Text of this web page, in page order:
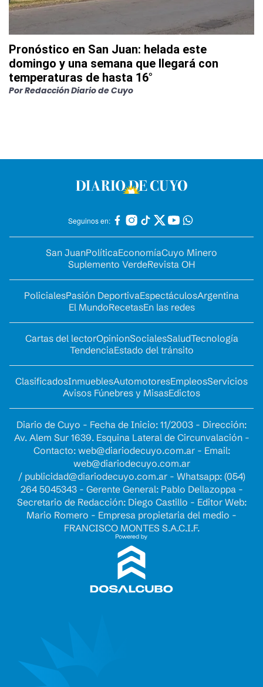
Pronóstico en San Juan: helada este
domingo y una semana que llegará con
temperaturas de hasta 16°
PorRedacción Diario de Cuyo
Seguinos en:
San JuanPolíticaEconomíaCuyo Minero
Suplemento VerdeRevista OH
PolicialesPasión DeportivaEspectáculosArgentina
El MundoRecetasEn las redes
Cartas del lectorOpinionSocialesSaludTecnología
TendenciaEstado del tránsito
ClasificadosInmueblesAutomotoresEmpleosServicios
Avisos Fúnebres y MisasEdictos
Diario de Cuyo - Fecha de Inicio: 11/2003 - Dirección:
Av. Alem Sur 1639. Esquina Lateral de Circunvalación -
Contacto: web@diariodecuyo.com.ar- Email:
web@diariodecuyo.com.ar
/ publicidad@diariodecuyo.com.ar- Whatsapp: (054)
264 5045343 - Gerente General: Pablo Dellazoppa -
Secretario de Redacción: Diego Castillo - Editor Web:
Mario Romero - Empresa propietaria del medio -
FRANCISCO MONTES S.A.C.I.F.